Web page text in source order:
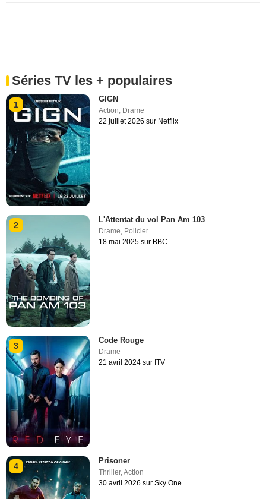
Séries TV les + populaires
1
GIGN
Action Drame
22 juillet 2026 sur Netflix
2
L'Attentat du vol Pan Am 103
Drame, Policier
18 mai 2025 sur BBC
3
Code Rouge
Drame
21 avril 2024 sur ITV
4
Prisoner
Thriller,Action
30 avril 2026 sur Sky One